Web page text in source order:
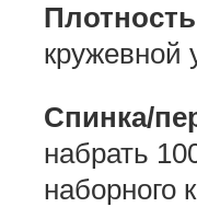
кружевной
Спинка/
набрать
наборного